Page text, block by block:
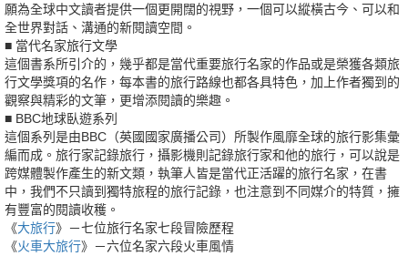
願為全球中文讀者提供一個更開闊的視野，一個可以縱橫古今、可以和
全世界對話、溝通的新閱讀空間。
■ 當代名家旅行文學
這個書系所引介的，幾乎都是當代重要旅行名家的作品或是榮獲各類旅
行文學獎項的名作，每本書的旅行路線也都各具特色，加上作者獨到的
觀察與精彩的文筆，更增添閱讀的樂趣。
■ BBC地球臥遊系列
這個系列是由BBC（英國國家廣播公司）所製作風靡全球的旅行影集彙
編而成。旅行家記錄旅行，攝影機則記錄旅行家和他的旅行，可以說是
跨媒體製作產生的新文類，執筆人皆是當代正活躍的旅行名家，在書
中，我們不只讀到獨特旅程的旅行記錄，也注意到不同媒介的特質，擁
有豐富的閱讀收穫。
《大旅行》－七位旅行名家七段冒險歷程
《火車大旅行》－六位名家六段火車風情